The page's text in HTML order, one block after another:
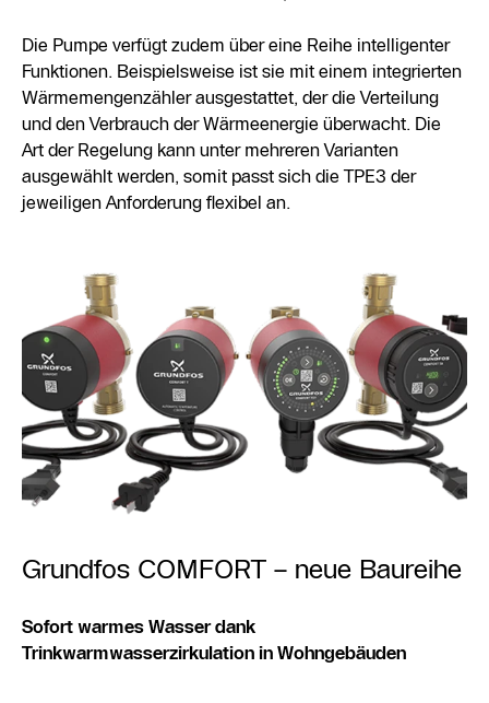
Die Pumpe verfügt zudem über eine Reihe intelligenter
Funktionen. Beispielsweise ist sie mit einem integrierten
Wärmemengenzähler ausgestattet, der die Verteilung
und den Verbrauch der Wärmeenergie überwacht. Die
Art der Regelung kann unter mehreren Varianten
ausgewählt werden, somit passt sich die TPE3 der
jeweiligen Anforderung flexibel an.
Grundfos COMFORT – neue Baureihe
Sofort warmes Wasser dank
Trinkwarmwasserzirkulation in Wohngebäuden